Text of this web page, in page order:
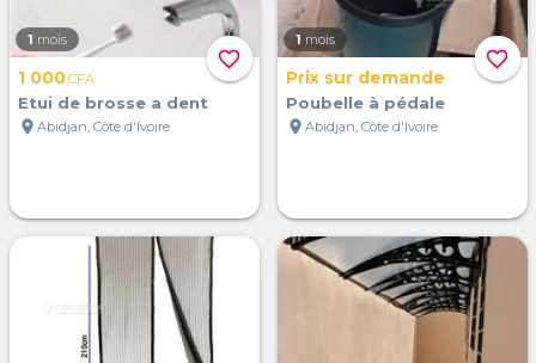
favorite_border
1 mois
1 000CFA
Etui de brosse a dent
location_on Abidjan, Côte d'Ivoire
favorite_border
1 mois
Prix sur demande
Poubelle à pédale
location_on Abidjan, Côte d'Ivoire